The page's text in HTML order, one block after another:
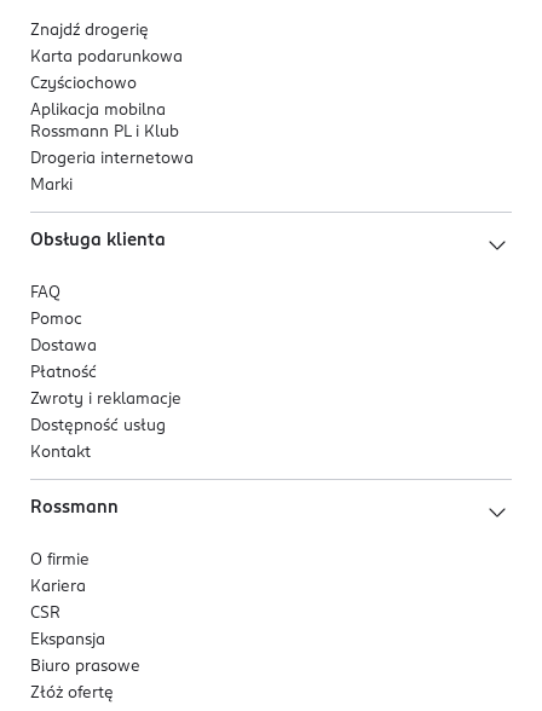
Znajdź drogerię
Karta podarunkowa
Czyściochowo
Aplikacja mobilna
Rossmann PL i Klub
Drogeria internetowa
Marki
Obsługa klienta
FAQ
Pomoc
Dostawa
Płatność
Zwroty i reklamacje
Dostępność usług
Kontakt
Rossmann
O firmie
Kariera
CSR
Ekspansja
Biuro prasowe
Złóż ofertę